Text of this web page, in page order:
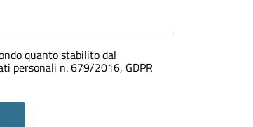
quanto stabilito dal
personali n. 679/2016, GDPR